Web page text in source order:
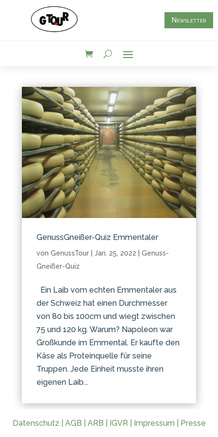
Newsletter
GenussGneißer-Quiz Emmentaler
von GenussTour| Jan. 25, 2022
Genuss-
Gneißer-Quiz
Ein Laib vom echten Emmentaler aus
der Schweiz hat einen Durchmesser
von 80 bis 100cm und wiegt zwischen
75 und 120 kg. Warum? Napoleon war
Großkunde im Emmental. Er kaufte den
Käse als Proteinquelle für seine
Truppen. Jede Einheit musste ihren
eigenen Laib...
Datenschutz AGB ARB IGVR Impressum
Presse